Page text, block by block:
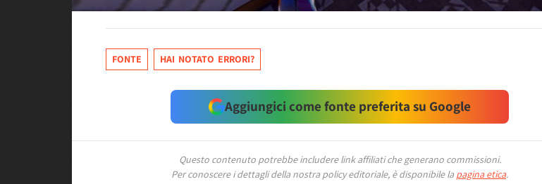
FONTE HAI NOTATO ERRORI?
Aggiungici come fonte preferita su Google
Questo contenuto potrebbe includere link affiliati che generano commissioni.
Per conoscere i dettagli della nostra policy editoriale, è disponibile la pagina etica.